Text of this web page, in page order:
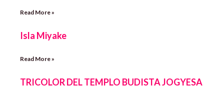
Read More »
Isla Miyake
Read More »
TRICOLOR DEL TEMPLO BUDISTA JOGYESA